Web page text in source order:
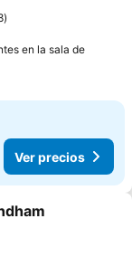
en la sala de
Ver precios